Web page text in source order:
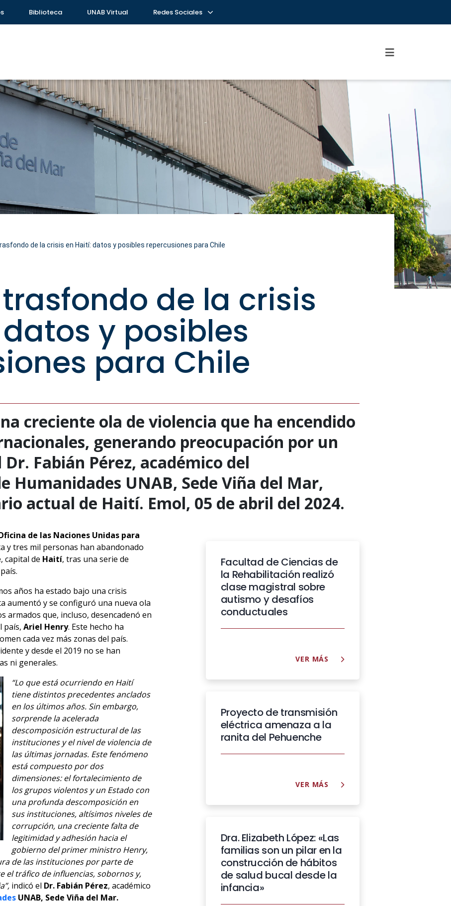
Biblioteca UNAB Virtual Redes Sociales
de la crisis en Haití: datos y posibles repercusiones para Chile
trasfondo de la crisis
y posibles
para Chile
creciente ola de violencia que ha encendido
generando preocupación por un
Fabián Pérez, académico del
Humanidades UNAB, Sede Viña del Mar,
actual de Haití. Emol, 05 de abril del 2024.
de las Naciones Unidas para
y tres mil personas han abandonado
, capital de Haití, tras una serie de
años ha estado bajo una crisis
aumentó y se configuró una nueva ola
armados que, incluso, desencadenó en
país, Ariel Henry. Este hecho ha
cada vez más zonas del país.
y desde el 2019 no se han
ni generales.
“Lo que está ocurriendo en Haití
tiene distintos precedentes anclados
en los últimos años. Sin embargo,
sorprende la acelerada
descomposición estructural de las
instituciones y el nivel de violencia de
las últimas jornadas. Este fenómeno
está compuesto por dos
dimensiones: el fortalecimiento de
los grupos violentos y un Estado con
una profunda descomposición en
sus instituciones, altísimos niveles de
corrupción, una creciente falta de
legitimidad y adhesión hacia el
gobierno del primer ministro Henry,
de las instituciones por parte de
el tráfico de influencias, sobornos y,
indicó el Dr. Fabián Pérez, académico
UNAB, Sede Viña del Mar.
Facultad de Ciencias de
la Rehabilitación realizó
clase magistral sobre
autismo y desafíos
conductuales
VER MÁS
Proyecto de transmisión
eléctrica amenaza a la
ranita del Pehuenche
VER MÁS
Dra. Elizabeth López: «Las
familias son un pilar en la
construcción de hábitos
de salud bucal desde la
infancia»